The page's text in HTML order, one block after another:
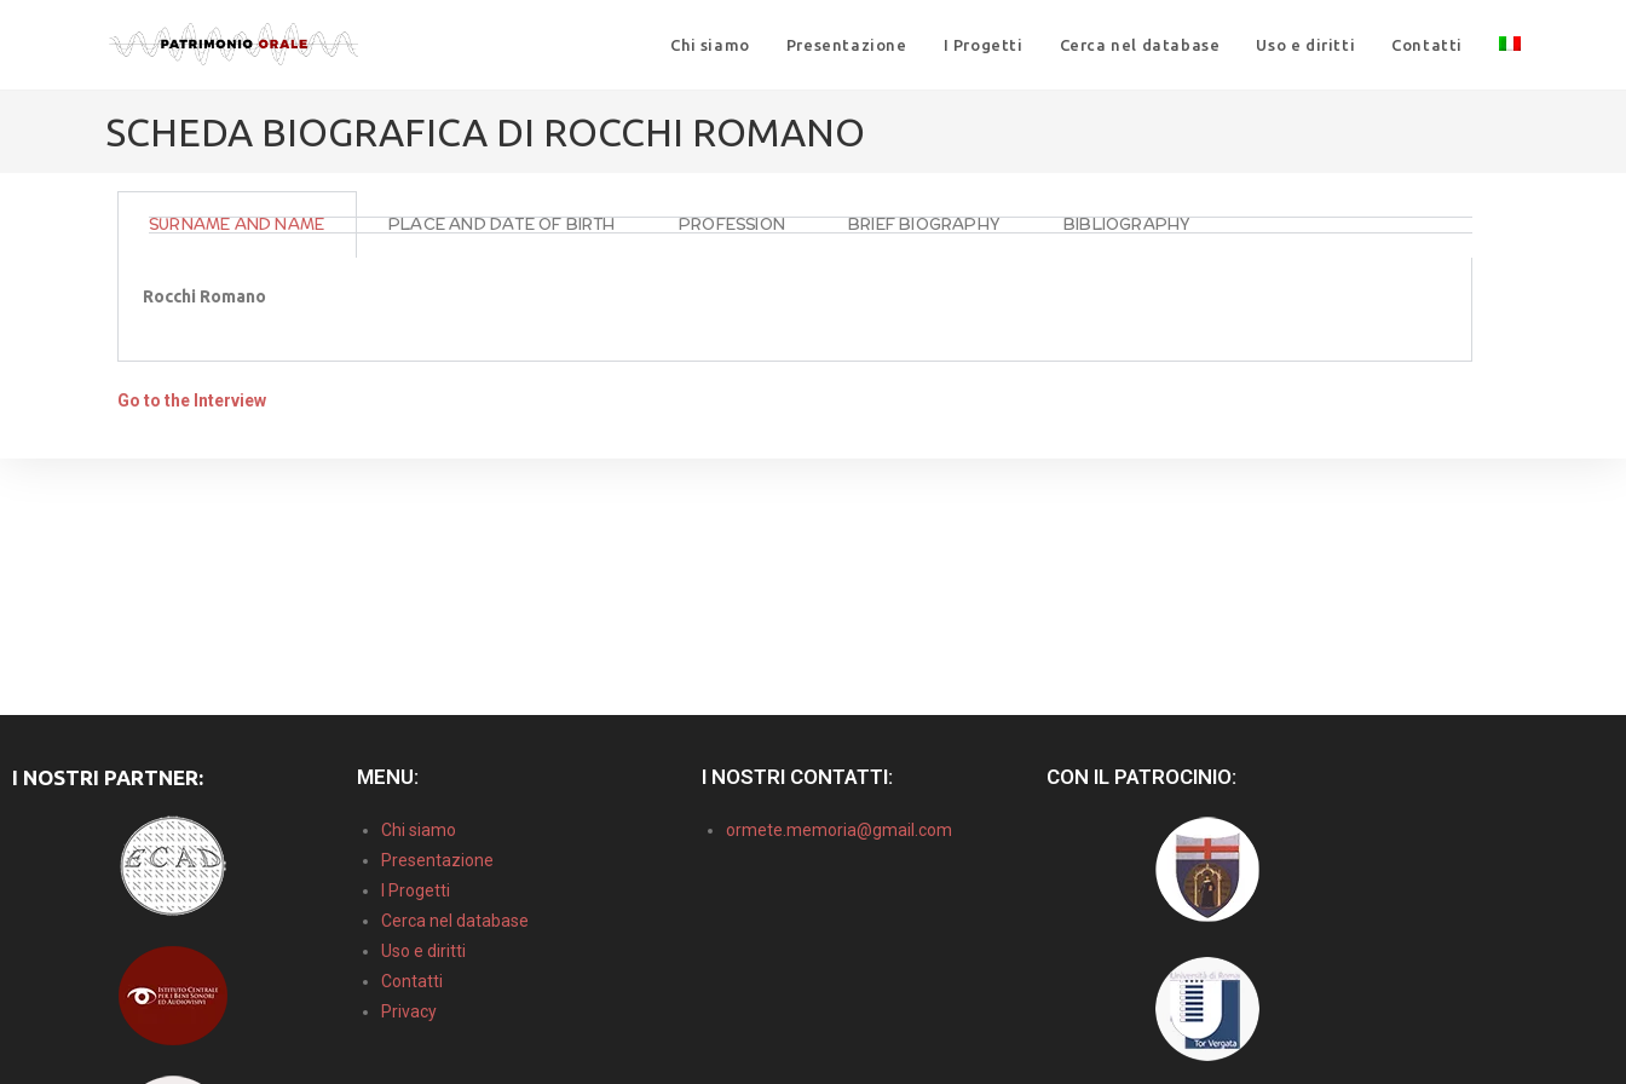
Chi siamo Presentazione I Progetti Cerca nel database Uso e diritti Contatti
SCHEDA BIOGRAFICA DI ROCCHI ROMANO
SURNAME AND NAME PLACE AND DATE OF BIRTH PROFESSION BRIEF BIOGRAPHY BIBLIOGRAPHY
Rocchi Romano
Go to the Interview
I NOSTRI PARTNER: MENU:
Chi siamo
Presentazione
I Progetti
Cerca nel database
Uso e diritti
Contatti
Privacy
I NOSTRI CONTATTI:
ormete.memoria@gmail.com
CON IL PATROCINIO: